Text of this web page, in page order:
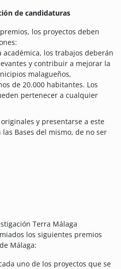
de candidaturas
los proyectos deben
académica, los trabajos deberán
y contribuir a mejorar la
malagueños,
de 20.000 habitantes. Los
pertenecer a cualquier
y presentarse a este
Bases del mismo, de no ser
Terra Málaga
los siguientes premios
Málaga:
uno de los proyectos que se